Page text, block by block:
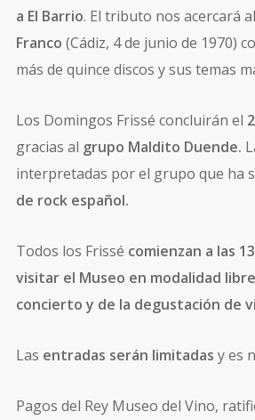
a El Barrio. El tributo nos acercará
Franco (Cádiz, 4 de junio de 1970)
más de quince discos y sus temas
Los Domingos Frissé concluirán el
gracias al grupo Maldito Duende.
interpretadas por el grupo que ha
de rock español.
Todos los Frissé comienzan a las
visitar el Museo en modalidad libre
concierto y de la degustación de
Las entradas serán limitadas y es
Pagos del Rey Museo del Vino,